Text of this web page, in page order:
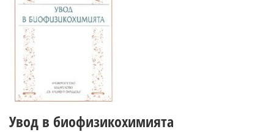
Увод в биофизикохимията